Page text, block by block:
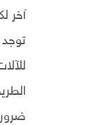
آخر